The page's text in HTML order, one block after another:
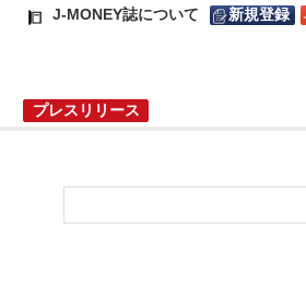
J-MONEY誌について 新規登録
プレスリリース